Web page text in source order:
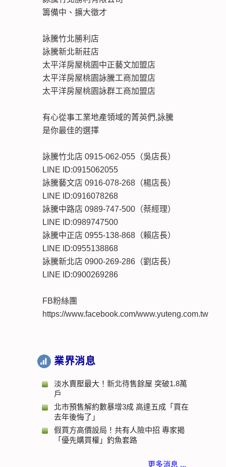
籌備中、擴大徵才
詠騰竹北勝利店
詠騰新北新莊店
太平洋房屋桃園中正藝文加盟店
太平洋房屋桃園詠騰工商加盟店
太平洋房屋桃園詠群工商加盟店
有心從事工業地產領域的菁英們,詠騰
是你最佳的選擇
詠騰竹北店 0915-062-055（吳店長）
LINE ID:0915062055
詠騰藝文店 0916-078-268（楊店長）
LINE ID:0916078268
詠騰中路店 0989-747-500（蔡經理）
LINE ID:0989747500
詠騰中正店 0955-138-868（賴店長）
LINE ID:0955138868
詠騰新北店 0900-269-286（劉店長）
LINE ID:0900269286
FB粉絲團
https://www.facebook.com/www.yuteng.com.tw
業界消息
淡水賣壓最大！新北待售餘屋 突破1.8萬
戶
北市預售解約數暴增3成 高達五成「買在
去年後悔了」
假買方高價設局！共有人險中招 專家揭
「優先購買權」釣魚套路
更多消息 ...